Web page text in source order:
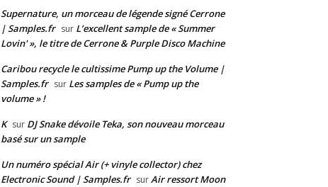
Supernature, un morceau de légende signé Cerrone
| Samples.fr sur L’excellent sample de « Summer
Lovin' », le titre de Cerrone & Purple Disco Machine
Caribou recycle le cultissime Pump up the Volume |
Samples.fr sur Les samples de « Pump up the
volume » !
K sur DJ Snake dévoile Teka, son nouveau morceau
basé sur un sample
Un numéro spécial Air (+ vinyle collector) chez
Electronic Sound | Samples.fr surAir ressort Moon